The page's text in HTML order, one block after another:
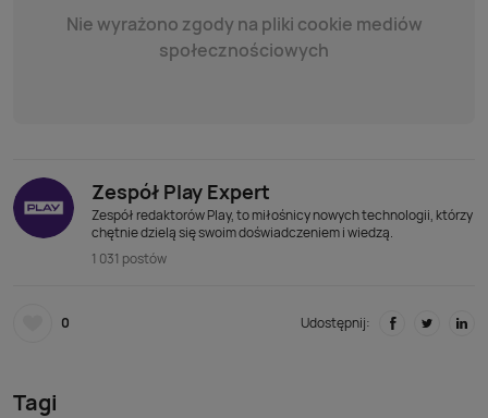
Nie wyrażono zgody na pliki cookie mediów
społecznościowych
Zespół Play Expert
Zespół redaktorów Play, to miłośnicy nowych technologii, którzy
chętnie dzielą się swoim doświadczeniem i wiedzą.
1 031 postów
0 Udostępnij:
Tagi